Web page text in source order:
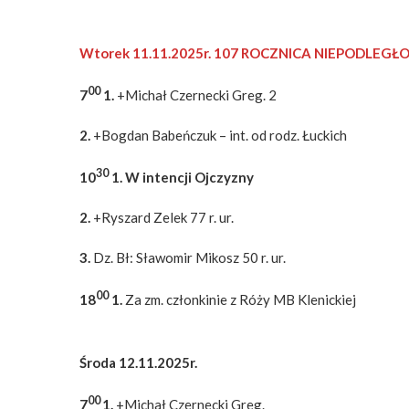
Wtorek 11.11.2025r. 107 ROCZNICA
700 1. +Michał Czernecki Greg. 2
2. +Bogdan Babeńczuk – int. od rodz. Łuckich
1030 1. W intencji Ojczyzny
2. +Ryszard Zelek 77 r. ur.
3. Dz. Bł: Sławomir Mikosz 50 r. ur.
1800 1. Za zm. członkinie z Róży MB Klenickiej
Środa 12.11.2025r.
700 1. +Michał Czernecki Greg.